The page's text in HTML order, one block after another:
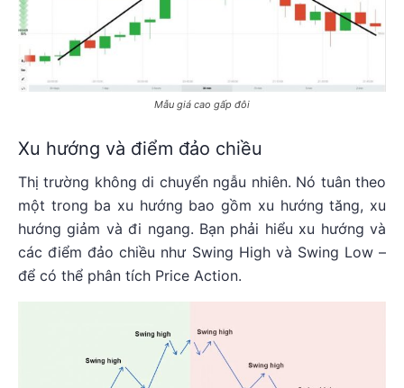
Mẫu giá cao gấp đôi
Xu hướng và điểm đảo chiều
Thị trường không di chuyển ngẫu nhiên. Nó tuân theo
một trong ba xu hướng bao gồm xu hướng tăng, xu
hướng giảm và đi ngang. Bạn phải hiểu xu hướng và
các điểm đảo chiều như Swing High và Swing Low –
để có thể phân tích Price Action.